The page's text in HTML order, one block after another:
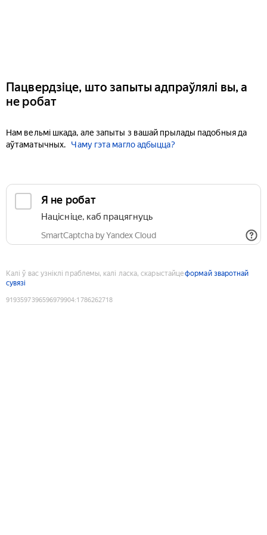
Пацвердзіце, што запыты адпраўлялі вы, а
не робат
Нам вельмі шкада, але запыты з вашай прылады падобныя да
аўтаматычных.
Чаму гэта магло адбыцца?
Я не робат
Націсніце, каб працягнуць
SmartCaptcha by Yandex Cloud
Калі ў вас узніклі праблемы, калі ласка, скарыстайцеформай зваротнай
сувязі
9193597396596979904:1786262718